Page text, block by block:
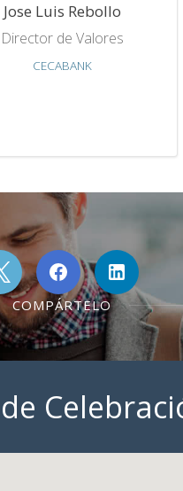
Jose Luis Rebollo
Director de Valores
CECABANK
COMPÁRTELO